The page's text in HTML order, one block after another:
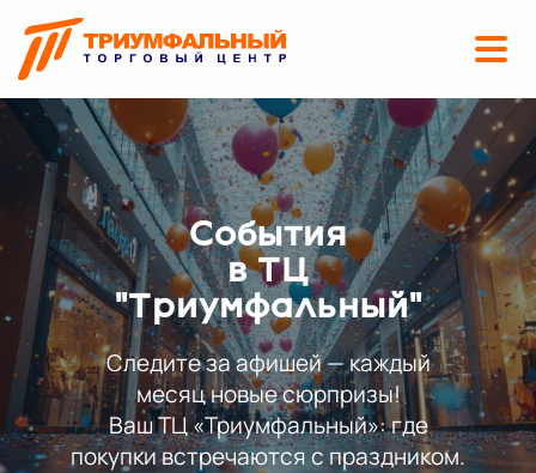
События
в ТЦ
"Триумфальный"
Следите за афишей — каждый
месяц новые сюрпризы!
Ваш ТЦ «Триумфальный»: где
покупки встречаются с праздником.